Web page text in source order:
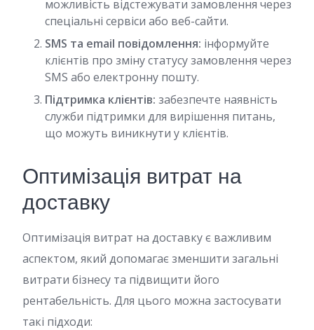
можливість відстежувати замовлення через
спеціальні сервіси або веб-сайти.
SMS та email повідомлення: інформуйте
клієнтів про зміну статусу замовлення через
SMS або електронну пошту.
Підтримка клієнтів: забезпечте наявність
служби підтримки для вирішення питань,
що можуть виникнути у клієнтів.
Оптимізація витрат на
доставку
Оптимізація витрат на доставку є важливим
аспектом, який допомагає зменшити загальні
витрати бізнесу та підвищити його
рентабельність. Для цього можна застосувати
такі підходи: